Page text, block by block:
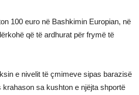
100 euro në Bashkimin Europian, në
që të ardhurat për frymë të
e nivelit të çmimeve sipas barazisë
sa kushton e njëjta shportë